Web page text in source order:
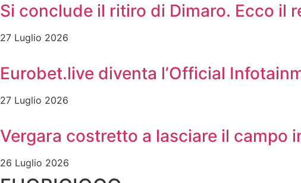
Si conclude il ritiro di Dimaro. Ecco il
27 Luglio 2026
Eurobet.live diventa l’Official
27 Luglio 2026
Vergara costretto a lasciare il campo
26 Luglio 2026